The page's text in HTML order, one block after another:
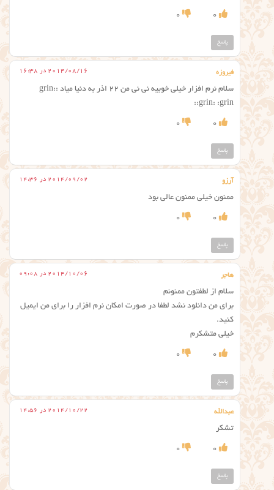
0
0
پاسخ
فیروزه 2014/08/16 در 16:38
سلام نرم افزار خیلی خوبیه نی نی من 22 اذر به دنیا میاد :grin:
:grin: :grin:
0
0
پاسخ
آرزو 2014/09/02 در 14:36
ممنون خیلی ممنون عالی بود
0
0
پاسخ
هاجر 2014/10/06 در 09:08
سلام از لطفتون ممنونم
برای من دانلود نشد لطفا در صورت امکان نرم افزار را برای من ایمیل
کنید.
خیلی متشکرم
0
0
پاسخ
عبدالله 2014/10/22 در 14:56
تشکر
0
0
پاسخ